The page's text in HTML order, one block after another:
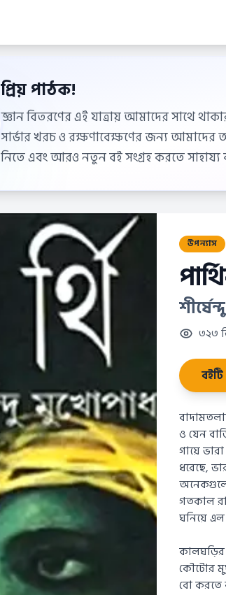
প্রিয় পাঠক!
জ্ঞান বিতরণের এই যাত্রায় আমাদের সাথে
সার্ভার খরচ ও রক্ষণাবেক্ষণের জন্য আমাদের
নিতে এবং আরও নতুন বই সংগ্রহ করতে সাহায্য
উপন্যাস
৩২৩
ও যেন
গায়ে
ধরেছে,
গতকাল
ঘনিয়ে
কালঘড়ির
কৌটোর
বো করতে